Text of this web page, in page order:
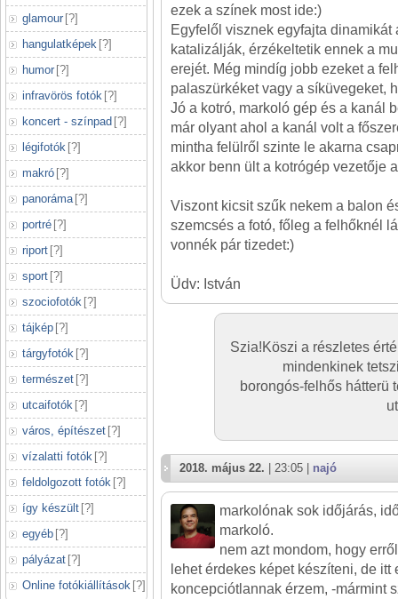
glamour [?]
hangulatképek [?]
humor [?]
infravörös fotók [?]
koncert - színpad [?]
légifotók [?]
makró [?]
panoráma [?]
portré [?]
riport [?]
sport [?]
szociofotók [?]
tájkép [?]
tárgyfotók [?]
természet [?]
utcaifotók [?]
város, építészet [?]
vízalatti fotók [?]
feldolgozott fotók [?]
így készült [?]
egyéb [?]
pályázat [?]
Online fotókiállítások [?]
ezek a színek most ide:)
Egyfelől visznek egyfajta dinamikát
katalizálják, érzékeltetik ennek a
erejét. Még mindíg jobb ezeket a
palaszürkéket vagy a síküvegeket,
Jó a kotró, markoló gép és a kanál
már olyant ahol a kanál volt a
mintha felülről szinte le akarna
akkor benn ült a kotrógép vezetője
Viszont kicsit szűk nekem a balon
szemcsés a fotó, főleg a felhőknél
vonnék pár tizedet:)
Üdv: István
Szia!Köszi a részletes
mindenkinek
borongós-felhős hátterü
2018. május 22. | 23:05 | najó
markolónak sok időjárás,
markoló.
nem azt mondom, hogy
lehet érdekes képet készíteni, de itt
koncepciótlannak érzem, -mármint